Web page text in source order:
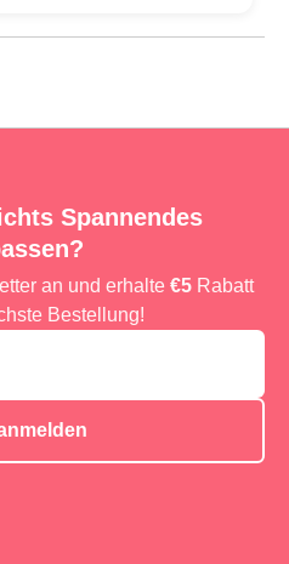
Spannendes
an und erhalte €5 Rabatt
Bestellung!